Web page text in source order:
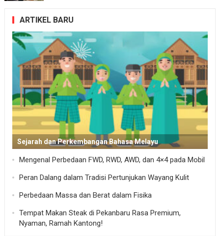
ARTIKEL BARU
Sejarah dan Perkembangan Bahasa Melayu
Mengenal Perbedaan FWD, RWD, AWD, dan 4×4 pada Mobil
Peran Dalang dalam Tradisi Pertunjukan Wayang Kulit
Perbedaan Massa dan Berat dalam Fisika
Tempat Makan Steak di Pekanbaru Rasa Premium,
Nyaman, Ramah Kantong!